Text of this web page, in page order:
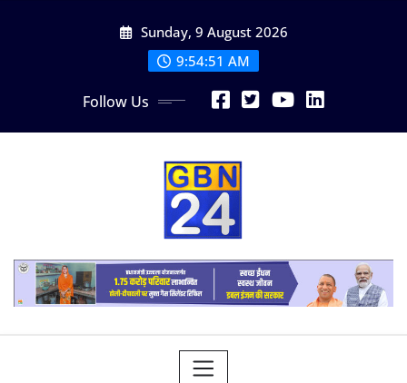
Sunday, 9 August 2026
9:54:52 AM
Follow Us